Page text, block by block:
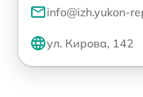
info@izh.yukon-
ул. Кирова, 142